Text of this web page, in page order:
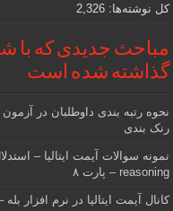
کل نوشته‌ها:2,326
مباحث جدیدی که با
گذاشته شده است
رنک بندی
reasoning – پارت ۸
کانال آیمت ایتالیا در نرم افزار